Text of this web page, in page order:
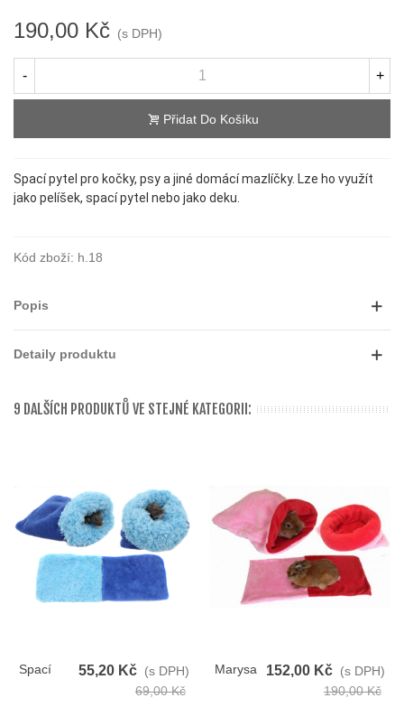
190,00 Kč (s DPH)
- +
Přidat Do Košíku
Spací pytel pro kočky, psy a jiné domácí mazlíčky. Lze ho využít
jako pelíšek, spací pytel nebo jako deku.
Kód zboží: h.18
Popis
Detaily produktu
9 DALŠÍCH PRODUKTŮ VE STEJNÉ KATEGORII:
Spací
55,20 Kč (s DPH)
69,00 Kč
Marysa
152,00 Kč (s DPH)
190,00 Kč